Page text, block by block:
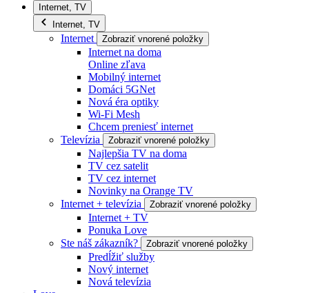
Internet, TV
Internet, TV
Internet Zobraziť vnorené položky
Internet na doma
Online zľava
Mobilný internet
Domáci 5GNet
Nová éra optiky
Wi-Fi Mesh
Chcem preniesť internet
Televízia
Zobraziť vnorené položky
Najlepšia TV na doma
TV cez satelit
TV cez internet
Novinky na Orange TV
Internet + televízia
Zobraziť vnorené položky
Internet + TV
Ponuka Love
Ste náš zákazník?
Zobraziť vnorené položky
Predĺžiť služby
Nový internet
Nová televízia